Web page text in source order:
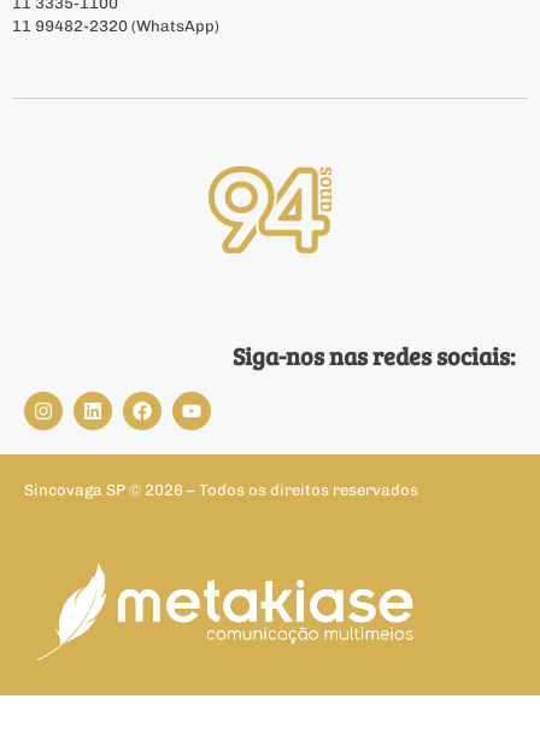
11 99482-2320 (WhatsApp)
Siga-nos nas redes sociais:
Sincovaga SP © 2026 – Todos os direitos reservados